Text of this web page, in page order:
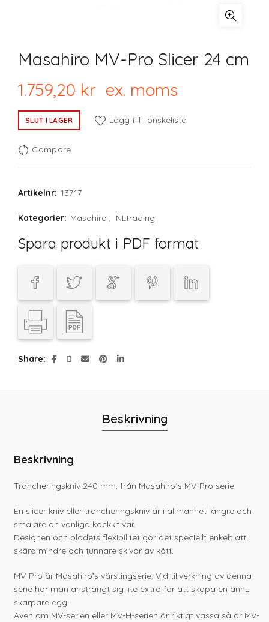
Masahiro MV-Pro Slicer 24 cm
1.759,20 kr ex. moms
SLUT I LAGER Lägg till i önskelista
Compare
Artikelnr: 13717
Kategorier: Masahiro , NLtrading
Spara produkt i PDF format
Share
Beskrivning
Beskrivning
Trancheringskniv 240 mm, från Masahiro´s MV-Pro serie
En slicer kniv eller trancheringskniv är i allmänhet längre och
smalare än vanliga kockknivar.
Designen och bladets flexibilitet gör det speciellt enkelt att
skära mindre och tunnare skivor av kött.
MV-Pro är Masahiro’s värstingserie. Vid tillverkning av denna
serie har man ansträngt sig lite extra för att skapa en ännu
skarpare egg.
Även om MV-serien eller MV-H-serien är riktigt vassa så är MV-